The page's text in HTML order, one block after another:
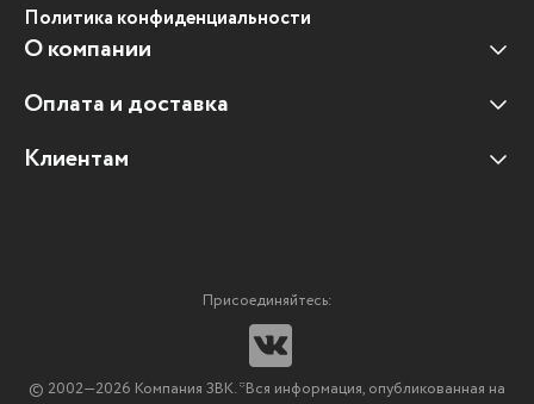
Политика конфиденциальности
О компании
Наши клиенты
Отзывы клиентов
Оплата и доставка
Оплата и доставка
Клиентам
Мультимедийное оборудование
© 2002—2026 Компания ЗВК. *Вся информация, опубликованная на
Присоединяйтесь: